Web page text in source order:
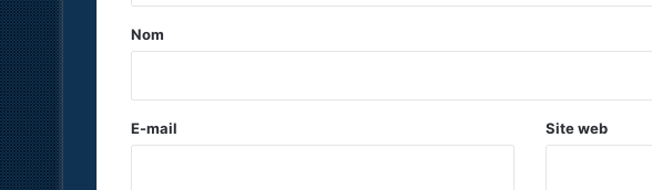
a
e
Nom
E-mail Site web